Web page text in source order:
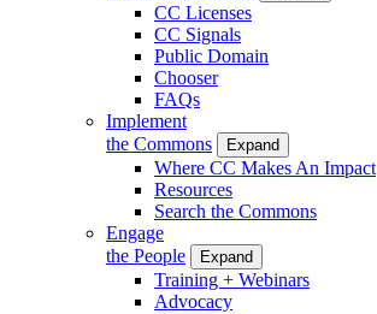
CC Licenses
CC Signals
Public Domain
Chooser
FAQs
Implement
the Commons
Expand
Where CC Makes An Impact
Resources
Search the Commons
Engage
the People
Expand
Training + Webinars
Advocacy